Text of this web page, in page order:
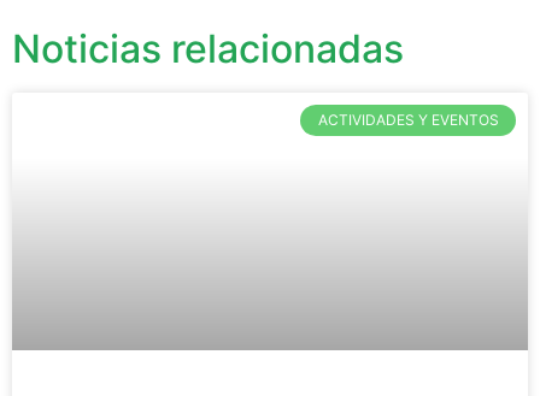
Noticias relacionadas
ACTIVIDADES Y EVENTOS